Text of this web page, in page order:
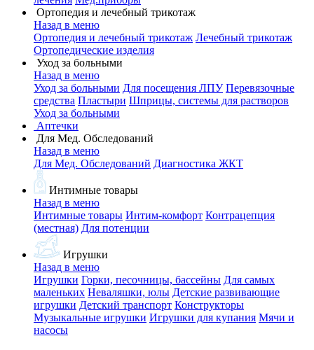
Ортопедия и лечебный трикотаж
Назад в меню
Ортопедия и лечебный трикотаж Лечебный трикотаж
Ортопедические изделия
Уход за больными
Назад в меню
Уход за больными Для посещения ЛПУ Перевязочные
средства Пластыри Шприцы, системы для растворов
Уход за больными
Аптечки
Для Мед. Обследований
Назад в меню
Для Мед. Обследований Диагностика ЖКТ
Интимные товары
Назад в меню
Интимные товары Интим-комфорт Контрацепция
(местная) Для потенции
Игрушки
Назад в меню
Игрушки Горки, песочницы, бассейны Для самых
маленьких Неваляшки, юлы Детские развивающие
игрушки Детский транспорт Конструкторы
Музыкальные игрушки Игрушки для купания Мячи и
насосы